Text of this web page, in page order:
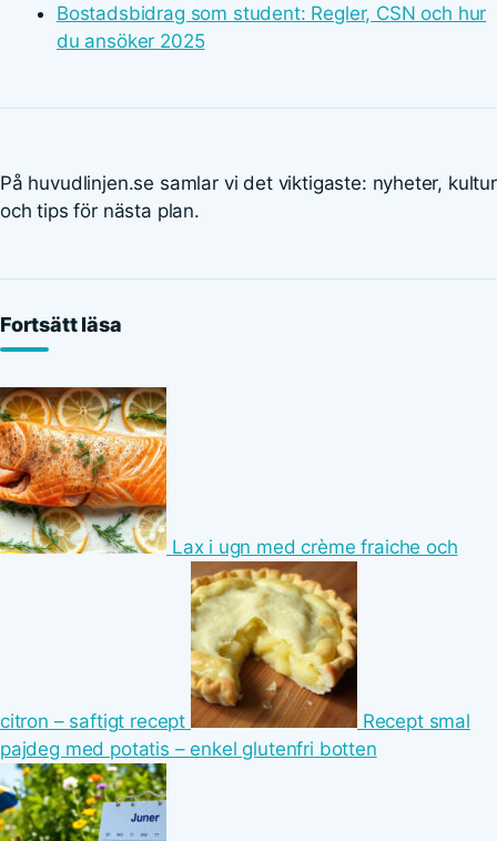
Bostadsbidrag som student: Regler, CSN och hur
du ansöker 2025
På huvudlinjen.se samlar vi det viktigaste: nyheter, kultur
och tips för nästa plan.
Fortsätt läsa
Lax i ugn med crème fraiche och
citron – saftigt recept
Recept smal
pajdeg med potatis – enkel glutenfri botten